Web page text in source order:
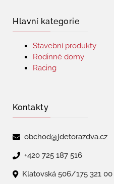
Hlavní kategorie
Stavební produkty
Rodinné domy
Racing
Kontakty
obchod@jdetorazdva.cz
+420 725 187 516
Klatovská 506/175 321